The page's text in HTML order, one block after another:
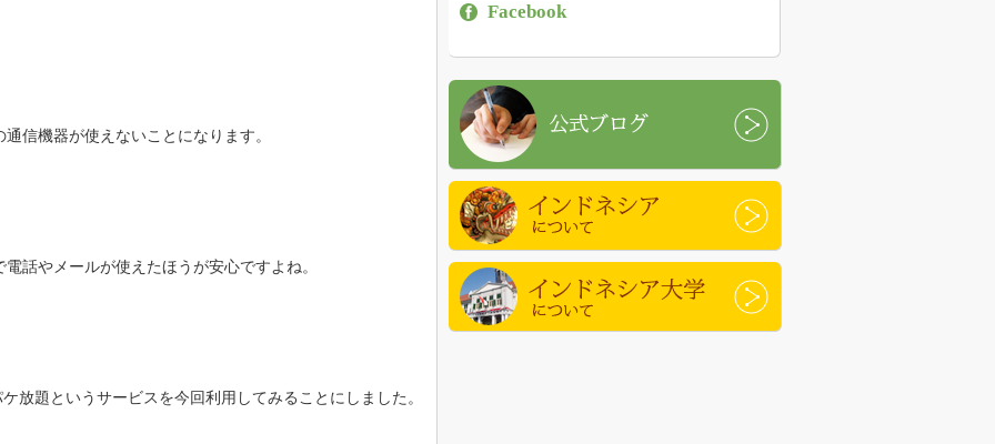
信機器が使えないことになります。
話やメールが使えたほうが安心ですよね。
放題というサービスを今回利用してみることにしました。
Facebook
公式ブログ
インドネシアについて
インドネシア大学について